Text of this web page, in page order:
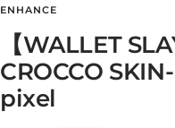
ENHANCE
【WALLET
CROCCO
pixel